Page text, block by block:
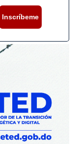
Inscríbeme